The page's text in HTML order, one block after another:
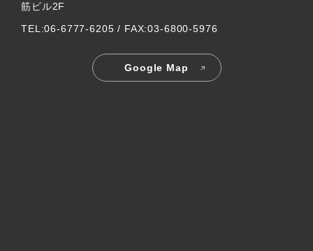
筋ビル2F
TEL:06-6777-6205 / FAX:03-6800-5976
Google Map